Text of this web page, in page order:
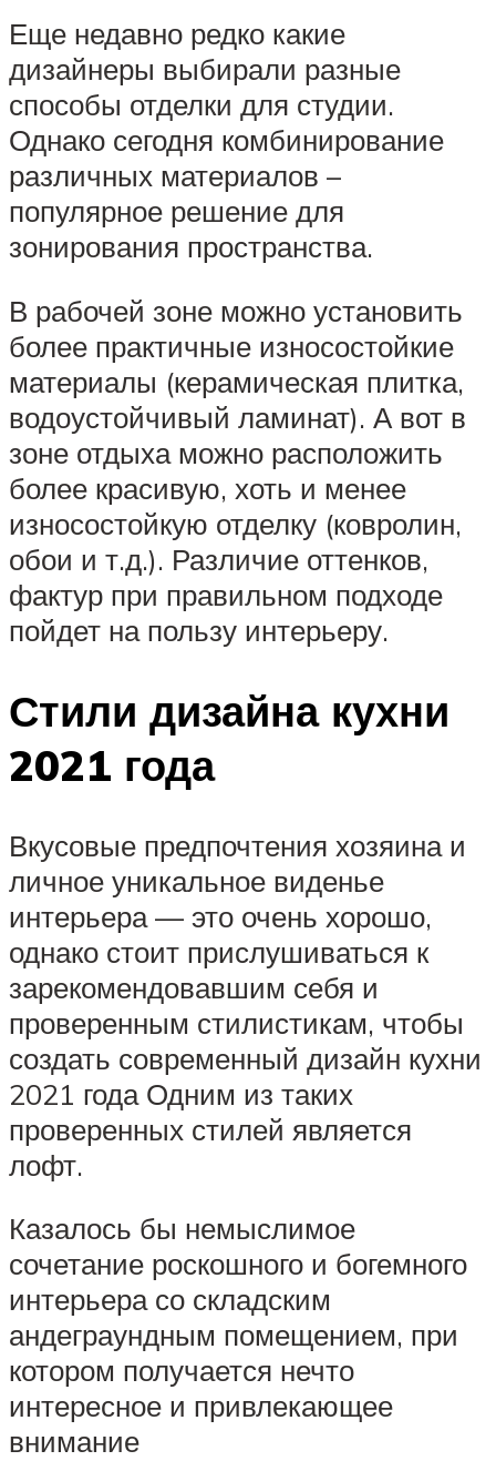
Еще недавно редко какие
дизайнеры выбирали разные
способы отделки для студии.
Однако сегодня комбинирование
различных материалов –
популярное решение для
зонирования пространства.
В рабочей зоне можно установить
более практичные износостойкие
материалы (керамическая плитка,
водоустойчивый ламинат). А вот в
зоне отдыха можно расположить
более красивую, хоть и менее
износостойкую отделку (ковролин,
обои и т.д.). Различие оттенков,
фактур при правильном подходе
пойдет на пользу интерьеру.
Стили дизайна кухни
2021 года
Вкусовые предпочтения хозяина и
личное уникальное виденье
интерьера — это очень хорошо,
однако стоит прислушиваться к
зарекомендовавшим себя и
проверенным стилистикам, чтобы
создать современный дизайн кухни
2021 года Одним из таких
проверенных стилей является
лофт.
Казалось бы немыслимое
сочетание роскошного и богемного
интерьера со складским
андеграундным помещением, при
котором получается нечто
интересное и привлекающее
внимание